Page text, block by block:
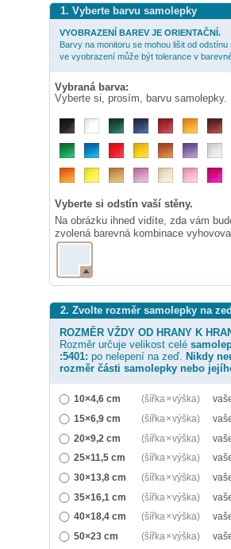
1. Vyberte barvu samolepky
VYOBRAZENÍ BAREV JE ORIENTAČNÍ.
Barvy na monitoru se mohou lišit od odstínu
ve vyobrazení může být tolerance v
Vybraná barva:
Vyberte si, prosím, barvu samolepky.
Vyberte si odstín vaší stěny.
Na obrázku ihned vidíte, zda vám
zvolená barevná kombinace
2. Zvolte rozměr samolepky na
ROZMĚR VŽDY OD HRANY K
Rozměr určuje velikost celé
:5401: po nelepení na zeď. Nikdy
rozměr části samolepky nebo
10×4,6 cm (šířka × výška)
15×6,9 cm
(šířka × výška)
20×9,2 cm
(šířka × výška)
25×11,5 cm
(šířka × výška)
30×13,8 cm
(šířka × výška)
35×16,1 cm
(šířka × výška)
40×18,4 cm
(šířka × výška)
50×23 cm
(šířka × výška)